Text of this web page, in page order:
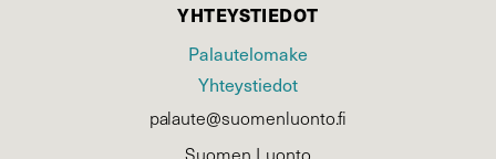
YHTEYSTIEDOT
Palautelomake
Yhteystiedot
palaute@suomenluonto.fi
Suomen Luonto